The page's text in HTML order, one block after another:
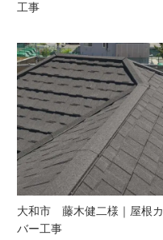
工事
大和市 藤木健二様｜屋根カ
バー工事